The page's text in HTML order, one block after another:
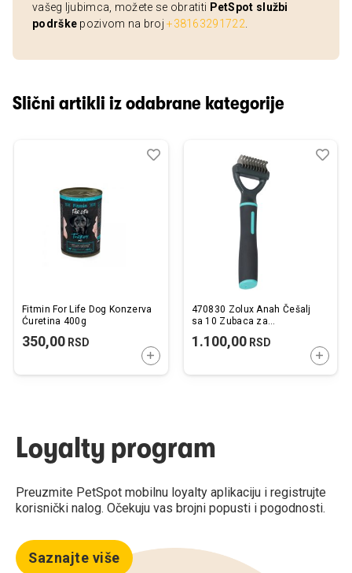
vašeg ljubimca, možete se obratiti PetSpot službi
podrške pozivom na broj+38163291722
Slični artikli iz odabrane kategorije
Fitmin For Life Dog Konzerva
Ćuretina 400g
350,00 RSD
DODAJTE U KORPU
Dodaj
Uporedi
470830 Zolux Anah Češalj
sa 10 Zubaca za
Dlake 5,5x2,5x18,5cm
1.100,00RSD
Loyalty program
Preuzmite PetSpot mobilnu loyalty aplikaciju i registrujte
korisnički nalog. Očekuju vas brojni popusti i pogodnosti.
Saznajte više